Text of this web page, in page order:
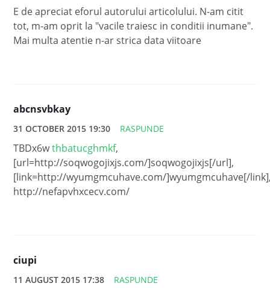
E de apreciat eforul autorului articolului. N-am citit
tot, m-am oprit la "vacile traiesc in conditii inumane".
Mai multa atentie n-ar strica data viitoare
abcnsvbkay
31 OCTOBER 2015 19:30 RASPUNDE
TBDx6wthbatucghmkf,
[url=http://soqwogojixjs.com/]soqwogojixjs[/url],
[link=http://wyumgmcuhave.com/]wyumgmcuhave[/
http://nefapvhxcecv.com/
ciupi
11 AUGUST 2015 17:38 RASPUNDE